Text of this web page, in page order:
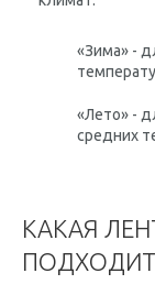
«Зима» -
«Лето» -
средних
КАКАЯ